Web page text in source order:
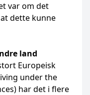
var om det
dette kunne
land
Europeisk
under the
har det i flere